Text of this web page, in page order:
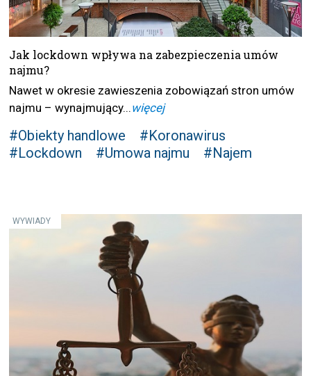
Jak lockdown wpływa na zabezpieczenia umów
najmu?
Nawet w okresie zawieszenia zobowiązań stron umów
najmu – wynajmujący... więcej
#Obiekty handlowe
#Koronawirus
#Lockdown
#Umowa najmu #Najem
WYWIADY